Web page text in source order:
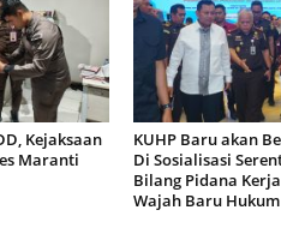
Kejaksaan
Maranti
KUHP Baru akan
Di Sosialisasi
Bilang Pidana
Wajah Baru